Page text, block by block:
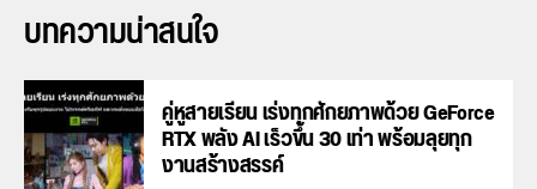
บทความน่าสนใจ
คู่หูสายเรียน เร่งทุกศักยภาพด้วย GeForce
RTX พลัง AI เร็วขึ้น 30 เท่า พร้อมลุยทุก
งานสร้างสรรค์